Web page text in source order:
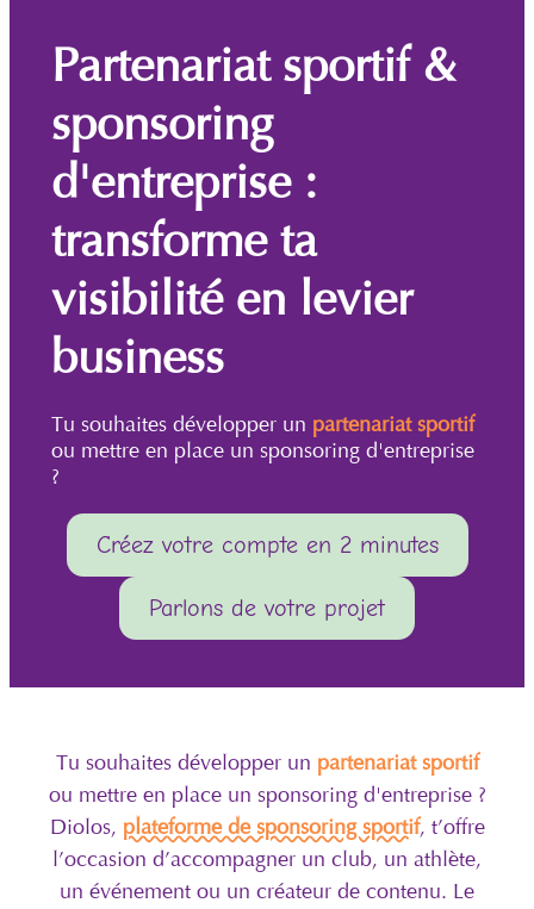
Partenariat sportif &
sponsoring
d'entreprise :
transforme ta
visibilité en levier
business
Tu souhaites développer un partenariat sportif
ou mettre en place un sponsoring d'entreprise
?
Créez votre compte en 2 minutes
Parlons de votre projet
Tu souhaites développer un partenariat sportif
ou mettre en place un sponsoring d'entreprise ?
Diolos, plateforme de sponsoring sportif, t’offre
l’occasion d’accompagner un club, un athlète,
un événement ou un créateur de contenu. Le